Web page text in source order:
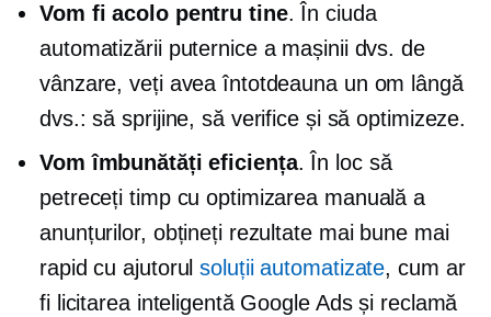
Vom fi acolo pentru tine. În ciuda
automatizării puternice a mașinii dvs. de
vânzare, veți avea întotdeauna un om lângă
dvs.: să sprijine, să verifice și să optimizeze.
Vom îmbunătăți eficiența. În loc să
petreceți timp cu optimizarea manuală a
anunțurilor, obțineți rezultate mai bune mai
rapid cu ajutorulsoluții automatizate, cum ar
fi licitarea inteligentă Google Ads și reclamă